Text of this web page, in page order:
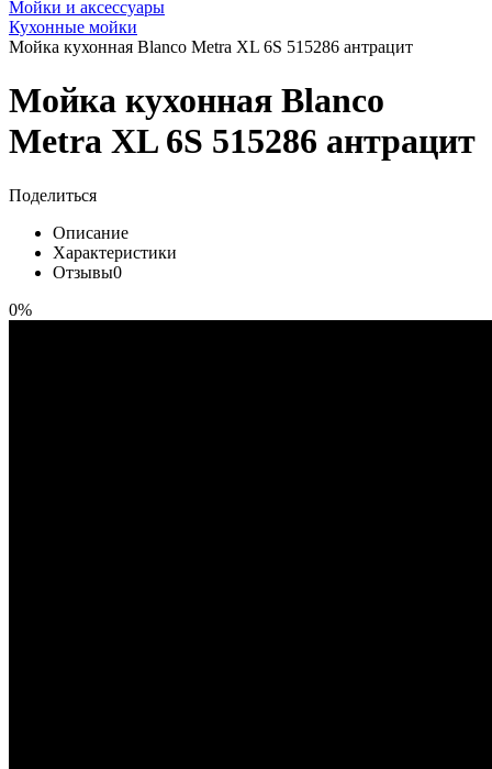
Мойки и аксессуары
Кухонные мойки
Мойка кухонная Blanco Metra XL 6S 515286 антрацит
Мойка кухонная Blanco
Metra XL 6S 515286 антрацит
Поделиться
Описание
Характеристики
Отзывы0
0%